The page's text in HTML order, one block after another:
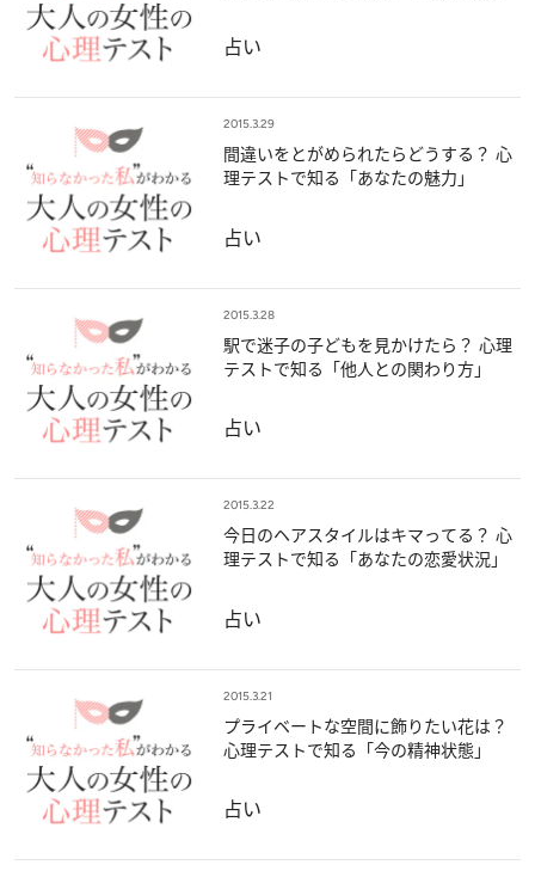
占い
2015.3.29
間違いをとがめられたらどうする？ 心
理テストで知る「あなたの魅力」
占い
2015.3.28
駅で迷子の子どもを見かけたら？ 心理
テストで知る「他人との関わり方」
占い
2015.3.22
今日のヘアスタイルはキマってる？ 心
理テストで知る「あなたの恋愛状況」
占い
2015.3.21
プライベートな空間に飾りたい花は？
心理テストで知る「今の精神状態」
占い